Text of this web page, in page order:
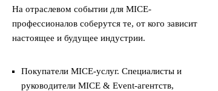
На отраслевом событии для MICE-
профессионалов соберутся те, от кого зависит
настоящее и будущее индустрии.
Покупатели MICE-услуг. Специалисты и
руководители MICE & Event-агентств,